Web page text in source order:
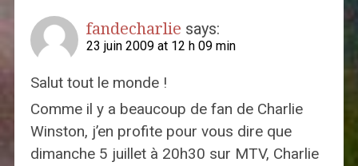
fandecharlie says:
23 juin 2009 at 12 h 09 min
Salut tout le monde !
Comme il y a beaucoup de fan de Charlie
Winston, j’en profite pour vous dire que
dimanche 5 juillet à 20h30 sur MTV, Charlie